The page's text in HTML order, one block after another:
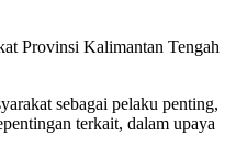
Provinsi Kalimantan Tengah
sebagai pelaku penting,
terkait, dalam upaya